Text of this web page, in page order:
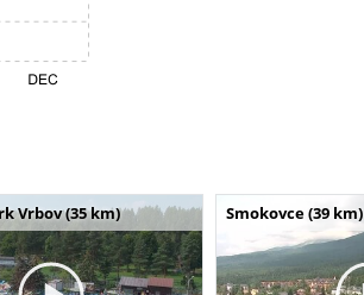
Vrbov (35 km) Smokovce (39 km)